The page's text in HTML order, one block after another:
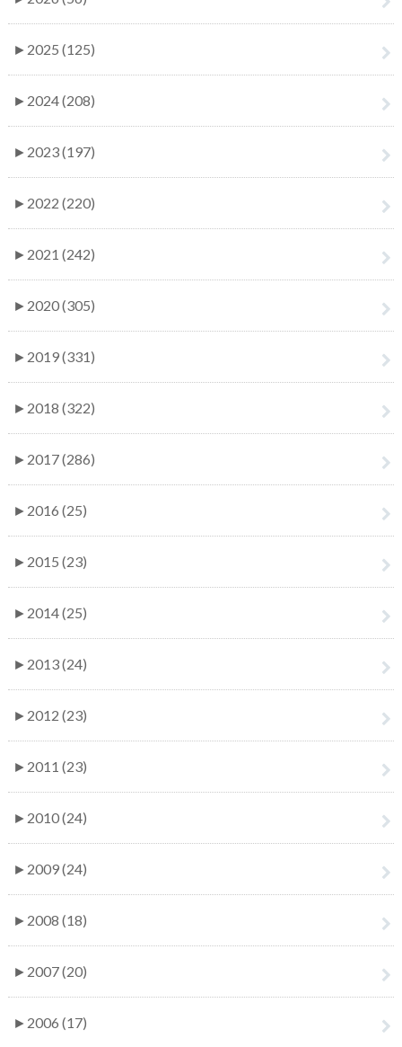
► 2025 (125)
► 2024 (208)
► 2023 (197)
► 2022 (220)
► 2021 (242)
► 2020 (305)
► 2019 (331)
► 2018 (322)
► 2017 (286)
► 2016 (25)
► 2015 (23)
► 2014 (25)
► 2013 (24)
► 2012 (23)
► 2011 (23)
► 2010 (24)
► 2009 (24)
► 2008 (18)
► 2007 (20)
► 2006 (17)